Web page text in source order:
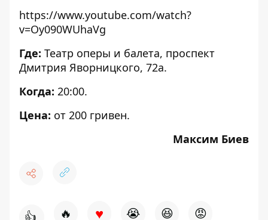
https://www.youtube.com/watch?
v=Oy090WUhaVg
Где: Театр оперы и балета, проспект
Дмитрия Яворницкого, 72а.
Когда: 20:00.
Цена: от 200 гривен.
Максим Биев
👍 🔥 ♥ 😭 😆 😡